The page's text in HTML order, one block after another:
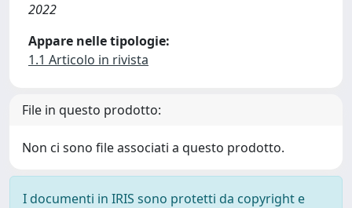
2022
Appare nelle tipologie:
1.1 Articolo in rivista
File in questo prodotto:
Non ci sono file associati a questo prodotto.
I documenti in IRIS sono protetti da copyright e